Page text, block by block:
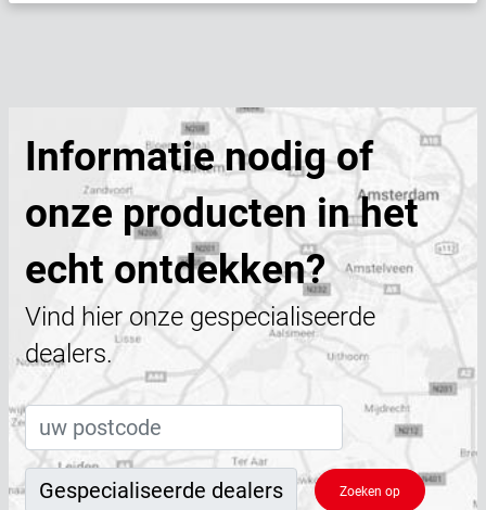
Informatie nodig of
onze producten in het
echt ontdekken?
Vind hier onze gespecialiseerde
dealers.
Zoeken op